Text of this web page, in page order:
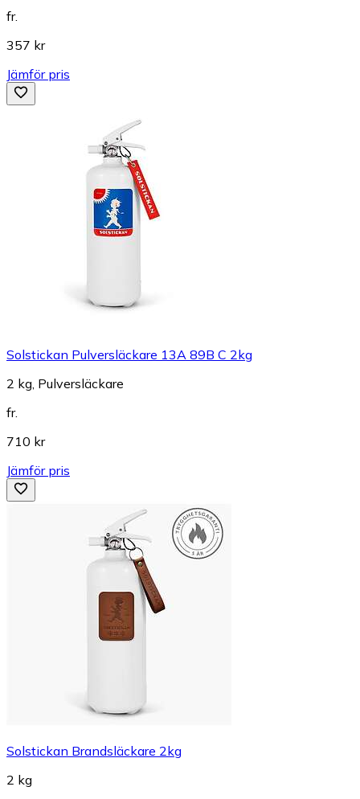
fr.
357 kr
Jämför pris
Solstickan Pulversläckare 13A 89B C 2kg
2 kg, Pulversläckare
fr.
710 kr
Jämför pris
Solstickan Brandsläckare 2kg
2 kg